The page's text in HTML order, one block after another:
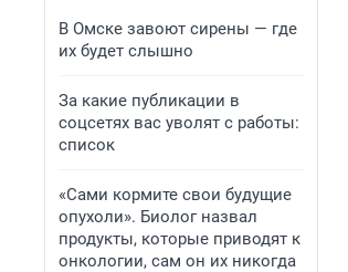
В Омске завоют сирены — где
их будет слышно
За какие публикации в
соцсетях вас уволят с работы:
список
«Сами кормите свои будущие
опухоли». Биолог назвал
продукты, которые приводят к
онкологии, сам он их никогда